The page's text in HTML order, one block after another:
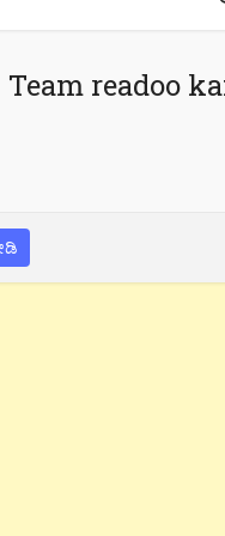
Team readoo